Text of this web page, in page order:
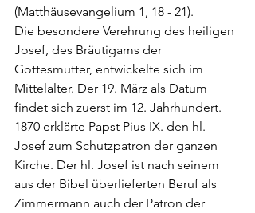
(Matthäusevangelium 1, 18 - 21).
Die besondere Verehrung des heiligen
Josef, des Bräutigams der
Gottesmutter, entwickelte sich im
Mittelalter. Der 19. März als Datum
findet sich zuerst im 12. Jahrhundert.
1870 erklärte Papst Pius IX. den hl.
Josef zum Schutzpatron der ganzen
Kirche. Der hl. Josef ist nach seinem
aus der Bibel überlieferten Beruf als
Zimmermann auch der Patron der